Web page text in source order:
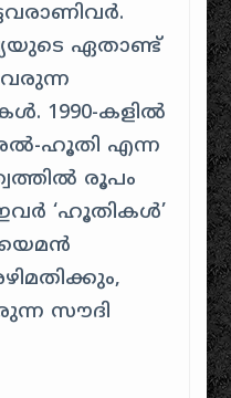
ഏതാണ്ട്
1990-കളിൽ
ഹൂതി എന്ന
രൂപം
‘ഹൂതികൾ’
യെമൻ
സൗദി